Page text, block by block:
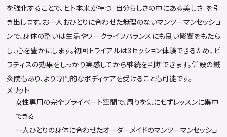
を強化することで、ヒト本来が持つ「自分らしさの中にある美しさ」を引
き出します。お一人おひとりに合わせた無理のないマンツーマンセッショ
ンで、身体の整いは生活やワークライフバランスにも良い影響をもたら
し、心を豊かにします。初回トライアルは3セッション体験できるため、ピ
ラティスの効果をしっかり実感してから継続を判断できます。併設の鍼
灸院もあり、より専門的なボディケアを受けることも可能です。
メリット
女性専用の完全プライベート空間で、周りを気にせずレッスンに集中
できる
一人ひとりの身体に合わせたオーダーメイドのマンツーマンセッショ